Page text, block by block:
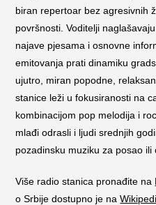
biran repertoar bez agresivnih
površnosti. Voditelji
najave pjesama i osnovne
emitovanja prati dinamiku
ujutro, miran popodne,
stanice leži u fokusiranosti na
kombinacijom pop melodija i
mlađi odrasli i ljudi srednjih
pozadinsku muziku za posao ili
Više radio stanica pronađite na
o Srbije dostupno je na